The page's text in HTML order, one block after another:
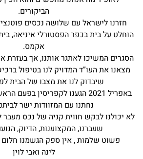
הביקורים.
חזרנו לישראל עם שלושה נכסים
הוחלט על בית בכפר הפסטורלי איניאה,
אקמס.
הסגרים המשיכו לאתגר אותנו, אך בעזרת
מצאנו את העו”ד המדויק לנו בטיפול
שיבדוק לנו את מצבו של הבית
נחתנו עם המזוודות ישר
לא יכולנו לבקש חווית קניה של נכס
שעברנו, המקצוענות, הדיוק,
פשוט שלמות , אין ספק הגשמנו
לינה ואבי לוין